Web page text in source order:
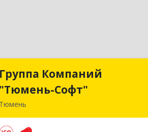
Группа Компаний
"Тюмень-Софт"
Тюмень
Группа Компаний
"Тюмень-Софт"
Салтыкова-Щедрина ул, дом № 44/4